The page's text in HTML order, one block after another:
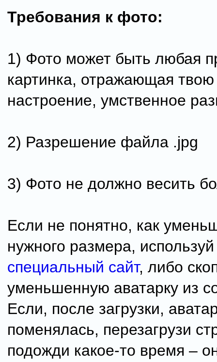
Требования к фото:
1) Фото может быть любая
картинка, отражающая твою
настроение, умственное
2) Разрешение файла .jpg
3) Фото не должно весить
Если не понятно, как
нужного размера, используй
специальный сайт, либо
уменьшенную аватарку из
Если, после загрузки,
поменялась, перезагрузи
подожди какое-то время –